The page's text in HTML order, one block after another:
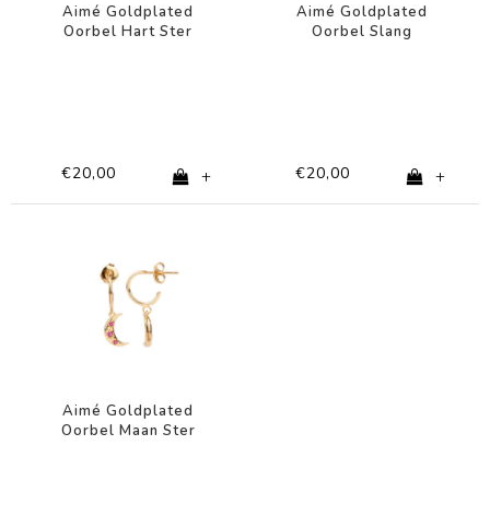
Aimé Goldplated
Oorbel Hart Ster
€20,00 +
Aimé Goldplated
Oorbel Slang
€20,00 +
Aimé Goldplated
Oorbel Maan Ster